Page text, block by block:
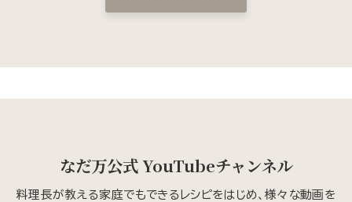
なだ万公式 YouTubeチャンネル
料理長が教える家庭でもできるレシピをはじめ、様々な動画を